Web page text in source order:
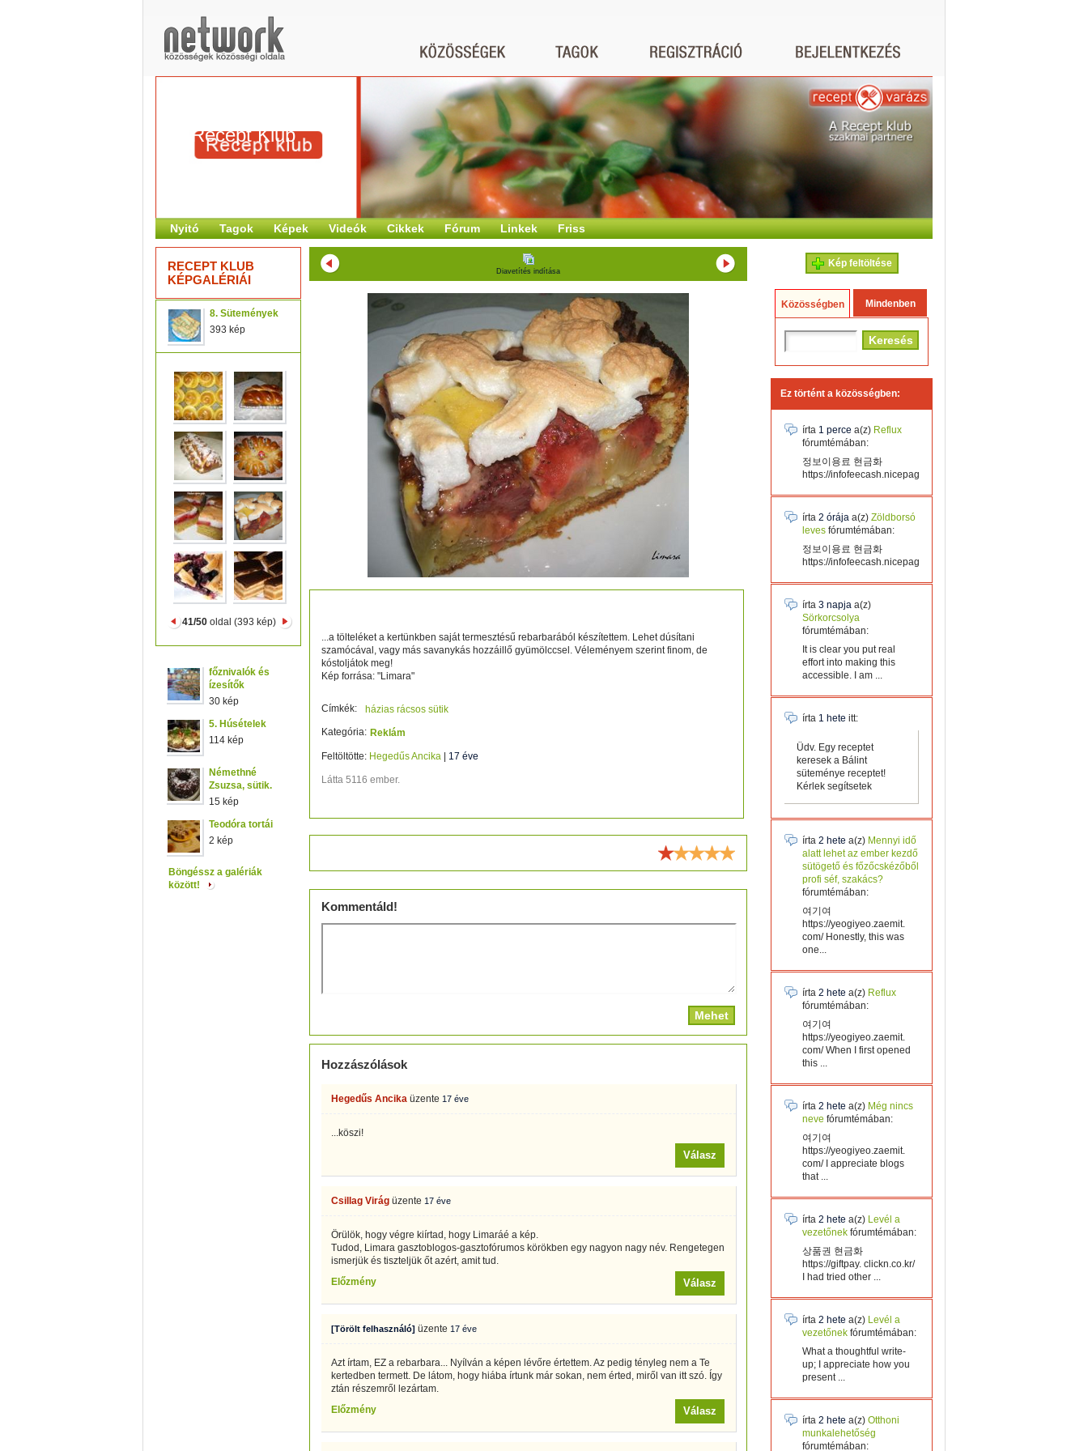
Recept Klub
Nyitó Tagok Képek Videók Cikkek Fórum Linkek Friss
RECEPT KLUB
KÉPGALÉRIÁI
8. Sütemények
393 kép
41/50 oldal (393 kép)
főznivalók és
ízesítők
30 kép
5. Húsételek
114 kép
Némethné
Zsuzsa, sütik.
15 kép
Teodóra tortái
2 kép
Böngéssz a galériák
között!
Diavetítés indítása
...a tölteléket a kertünkben saját termesztésű rebarbarából készítettem. Lehet dúsítani
szamócával, vagy más savanykás hozzáillő gyümölccsel. Véleményem szerint finom, de
kóstoljátok meg!
Kép forrása: "Limara"
Címkék:
házias rácsos sütik
Kategória: Reklám
Feltöltötte: Hegedűs Ancika 17 éve
Látta 5116 ember.
Kommentáld!
Hozzászólások
Hegedűs Ancika üzente 17 éve
...köszi!
Válasz
Csillag Virág üzente 17 éve
Örülök, hogy végre kiírtad, hogy Limaráé a kép.
Tudod, Limara gasztoblogos-gasztofórumos körökben egy nagyon nagy név. Rengetegen
ismerjük és tiszteljük őt azért, amit tud.
Előzmény
Válasz
[Törölt felhasználó] üzente 17 éve
Azt írtam, EZ a rebarbara... Nyílván a képen lévőre értettem. Az pedig tényleg nem a Te
kertedben termett. De látom, hogy hiába írtunk már sokan, nem érted, miről van itt szó. Így
ztán részemről lezártam.
Előzmény
Válasz
Kép feltöltése
Közösségben Mindenben
Ez történt a közösségben:
írta 1 perce a(z) Reflux
fórumtémában:
정보이용료 현금화
https://infofeecash.nicepage...
írta 2 órája a(z) Zöldborsó
leves fórumtémában:
정보이용료 현금화
https://infofeecash.nicepage...
írta 3 napja a(z)
Sörkorcsolya
fórumtémában:
It is clear you put real
effort into making this
accessible. I am ...
írta 1 hete itt:
Üdv. Egy receptet
keresek a Bálint
süteménye receptet!
Kérlek segítsetek
írta 2 hete a(z) Mennyi idő
alatt lehet az ember kezdő
sütögető és főzőcskézőből
profi séf, szakács?
fórumtémában:
여기여
https://yeogiyeo.zaemit.
com/ Honestly, this was
one...
írta 2 hete a(z) Reflux
fórumtémában:
여기여
https://yeogiyeo.zaemit.
com/ When I first opened
this ...
írta 2 hete a(z) Még nincs
neve fórumtémában:
여기여
https://yeogiyeo.zaemit.
com/ I appreciate blogs
that ...
írta 2 hete a(z) Levél a
vezetőnek fórumtémában:
상품권 현금화
https://giftpay. clickn.co.kr/
I had tried other ...
írta 2 hete a(z) Levél a
vezetőnek fórumtémában:
What a thoughtful write-
up; I appreciate how you
present ...
írta 2 hete a(z) Otthoni
munkalehetőség
fórumtémában: